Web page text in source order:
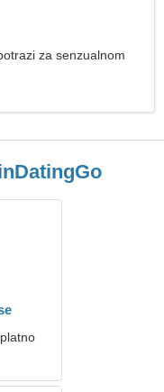
za senzualnom